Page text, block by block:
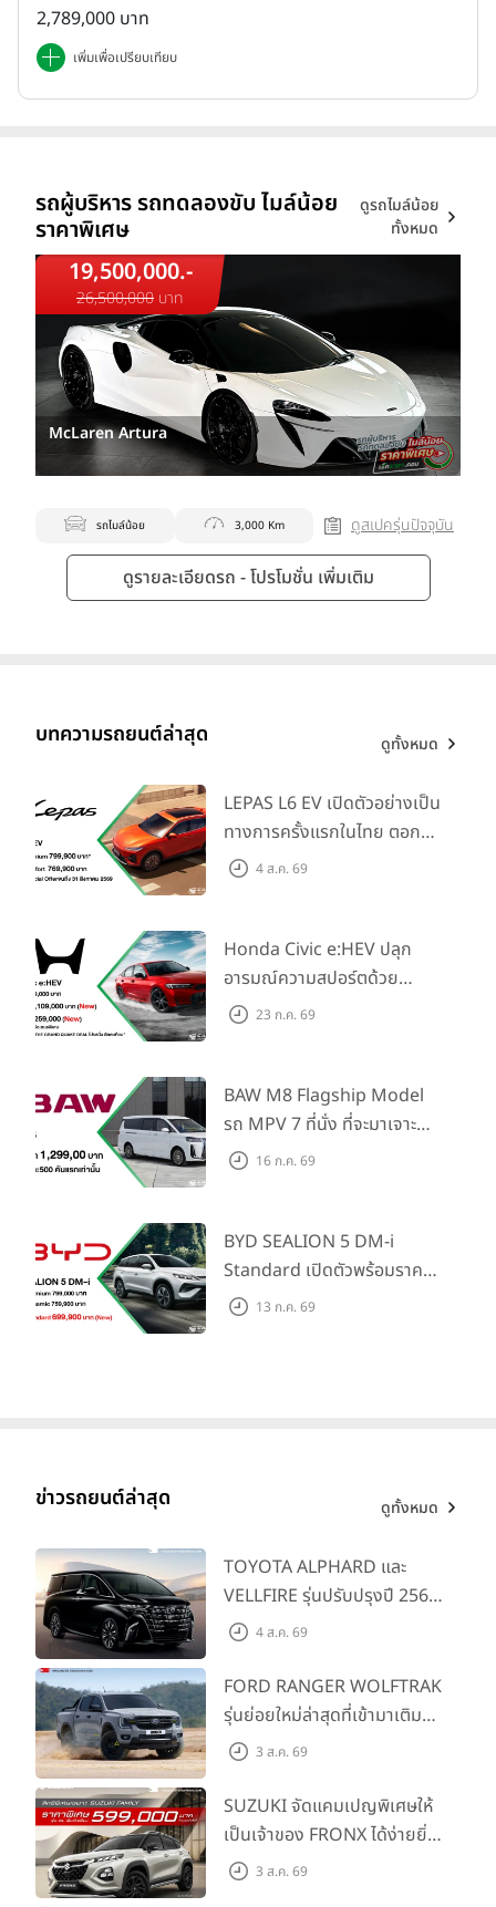
2,789,000 บาท
เพิ่มเพื่อเปรียบเทียบ
รถผู้บริหาร รถทดลองขับ ไมล์น้อย
ราคาพิเศษ
ดูรถไมล์น้อย
ทั้งหมด
19,500,000.-
26,500,000 บาท
McLaren Artura
รถไมล์น้อย 3,000 Km ดูสเปครุ่นปัจจุบัน
ดูรายละเอียดรถ - โปรโมชั่น เพิ่มเติม
บทความรถยนต์ล่าสุด ดูทั้งหมด
LEPAS L6 EV เปิดตัวอย่างเป็น
ทางการครั้งแรกในไทย ตอกย้ำ
วิสัยทัศน์ “Drive Your
4 ส.ค. 69
Honda Civic e:HEV ปลุก
อารมณ์ความสปอร์ตด้วย
Honda S+ Shift ครั้งแรกใน
Traffic Monitor เพียงจอง
ภายใน 31 ก.ค. 2569 รับบัตร
น้ำมันมูลค่า 10,000 บาท
23 ก.ค. 69
BAW M8 Flagship Model
รถ MPV 7 ที่นั่ง ที่จะมาเจาะ
ตลาดครอบครัวและองค์กรยุค
แรก)
16 ก.ค. 69
BYD SEALION 5 DM-i
Standard เปิดตัวพร้อมราคา
คาดการณ์ 699,900 บาท รุ่น
13 ก.ค. 69
ข่าวรถยนต์ล่าสุด ดูทั้งหมด
TOYOTA ALPHARD และ
VELLFIRE รุ่นปรับปรุงปี 2569
พร้อมรุ่นย่อยใหม่ HEV
4 ส.ค. 69
FORD RANGER WOLFTRAK
รุ่นย่อยใหม่ล่าสุดที่เข้ามาเติม
เต็มไลน์อัป พร้อมตอบโจทย์ทุก
พร้อมลุย ด้วยราคาพิเศษเริ่ม
ต้นที่ 9.49 แสนบาท
3 ส.ค. 69
SUZUKI จัดแคมเปญพิเศษให้
เป็นเจ้าของ FRONX ได้ง่ายยิ่ง
ขึ้นสำหรับรุ่น GL ราคาพิเศษ
3 ส.ค. 69